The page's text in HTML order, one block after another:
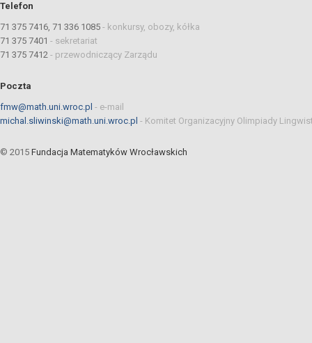
Telefon
71 375 7416, 71 336 1085 - konkursy, obozy, kółka
71 375 7401 - sekretariat
71 375 7412 - przewodniczący Zarządu
Poczta
fmw@math.uni.wroc.pl - e-mail
michal.sliwinski@math.uni.wroc.pl - Komitet Organizacyjny Olimpiady
© 2015 Fundacja Matematyków Wrocławskich